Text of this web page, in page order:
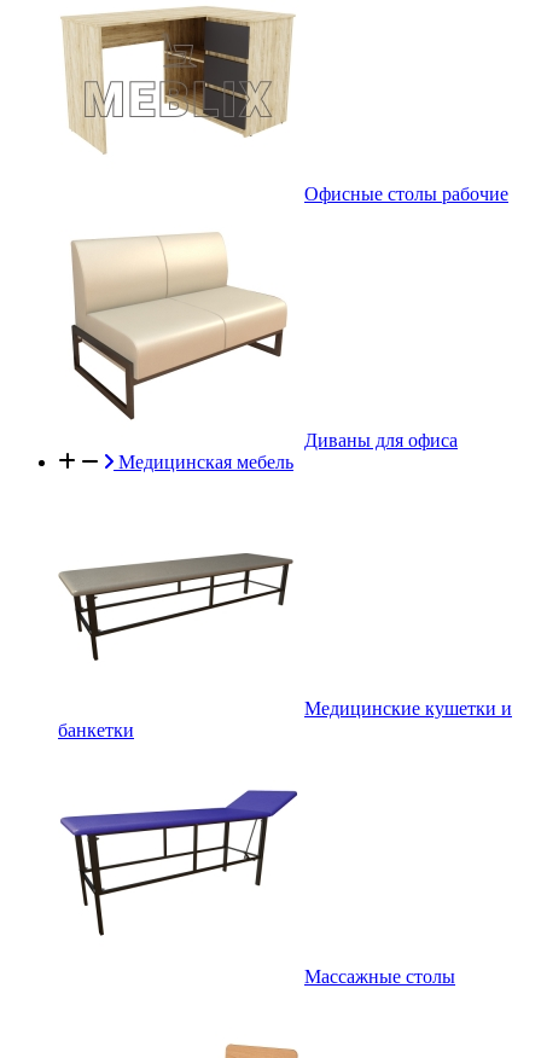
Офисные столы рабочие
Диваны для офиса
Медицинская мебель
Медицинские кушетки и
банкетки
Массажные столы